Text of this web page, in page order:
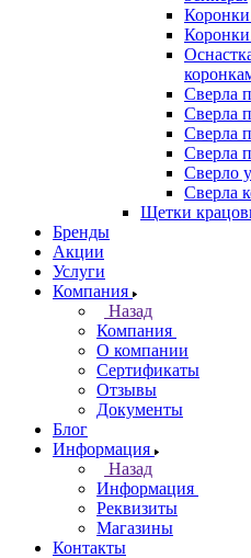
Коронки
Сверла
Сверла
Сверла
Сверла
Сверло
Сверла
Щетки
Бренды
Акции
Услуги
Компания
Назад
Компания
О компании
Сертификаты
Отзывы
Документы
Блог
Информация
Назад
Информация
Реквизиты
Магазины
Контакты